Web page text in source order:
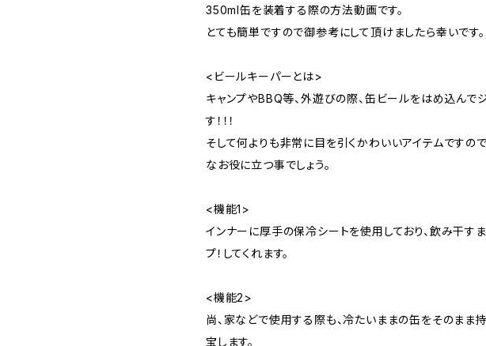
350ml缶を装着する際の方法動画です。
とても簡単ですので御参考にして頂けましたら幸いです。
<ビールキーパーとは>
キャンプやBBQ等、外遊びの際、缶ビールをはめ込ん
す！！！
そして何よりも非常に目を引くかわいいアイテムですの
なお役に立つ事でしょう。
<機能1>
インナーに厚手の保冷シートを使用しており、飲み干す
プ！してくれます。
<機能2>
尚、家などで使用する際も、冷たいままの缶をそのまま
宝します。